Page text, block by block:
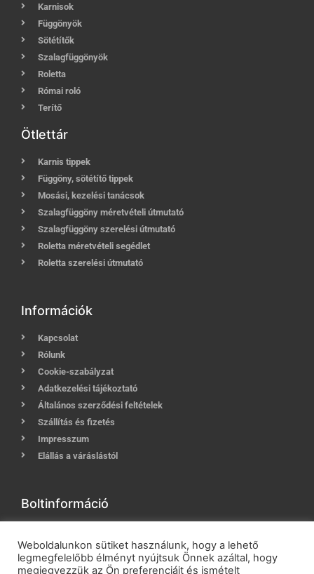
Karnisok
Függönyök
Sötétítők
Szalagfüggönyök
Roletta
Római roló
Terítő
Ötlettár
Karnis tippek
Függöny, sötétítő tippek
Mosási, kezelési tanácsok
Szalagfüggöny méretvételi útmutató
Szalagfüggöny szerelési útmutató
Roletta méretvételi segédlet
Roletta szerelési útmutató
Információk
Kapcsolat
Rólunk
Cookie-szabályzat
Adatkezelési tájékoztató
Általános szerződési feltételek
Szállítás és fizetés
Impresszum
Elállás a váráslástól
Boltinformáció
Hívj most:+36 (30) 239-9937
E-mail:info@ekarnis.hu
Weboldalunkon sütiket használunk, hogy a lehető
legmegfelelőbb élményt nyújtsuk Önnek azáltal, hogy
megjegyezzük az Ön preferenciáit és ismételt